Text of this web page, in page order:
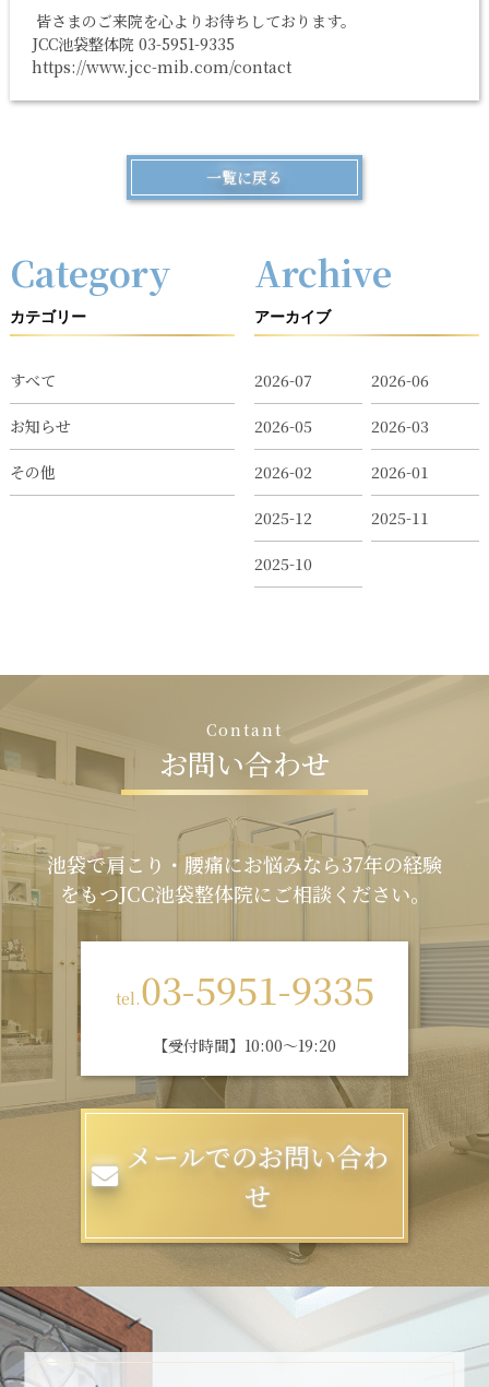
皆さまのご来院を心よりお待ちしております。
JCC池袋整体院 03-5951-9335
https://www.jcc-mib.com/contact
一覧に戻る
Category
カテゴリー
すべて
お知らせ
その他
Archive
アーカイブ
2026-07 2026-06
2026-05 2026-03
2026-02 2026-01
2025-12 2025-11
2025-10
Contant
お問い合わせ
池袋で肩こり・腰痛にお悩みなら37年の経験
をもつJCC池袋整体院にご相談ください。
tel.03-5951-9335
【受付時間】10:00～19:20
メールでのお問い合わ
せ